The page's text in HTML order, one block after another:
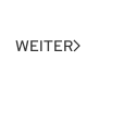
WEITER